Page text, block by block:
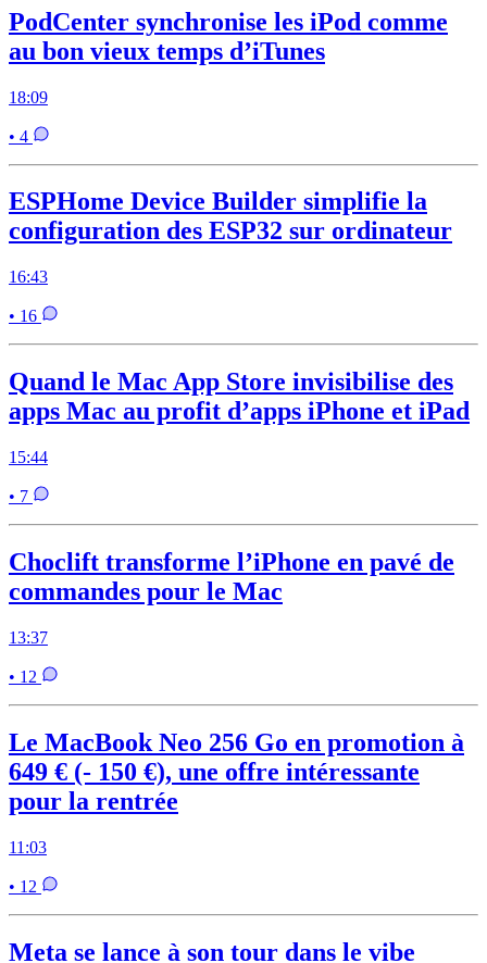
PodCenter synchronise les iPod comme
au bon vieux temps d’iTunes
18:09
• 4
ESPHome Device Builder simplifie la
configuration des ESP32 sur ordinateur
16:43
• 16
Quand le Mac App Store invisibilise des
apps Mac au profit d’apps iPhone et iPad
15:44
• 7
Choclift transforme l’iPhone en pavé de
commandes pour le Mac
13:37
• 12
Le MacBook Neo 256 Go en promotion à
649 € (- 150 €), une offre intéressante
pour la rentrée
11:03
• 12
Meta se lance à son tour dans le vibe